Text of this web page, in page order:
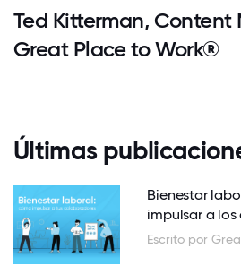
Ted Kitterman, Content
Great Place to Work®
Últimas
Bienestar
impulsar a
Escrito por